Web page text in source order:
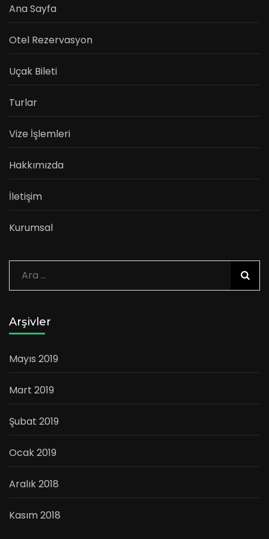
Ana Sayfa
Otel Rezervasyon
Uçak Bileti
Turlar
Vize İşlemleri
Hakkımızda
İletişim
Kurumsal
Arama:
Arşivler
Mayıs 2019
Mart 2019
Şubat 2019
Ocak 2019
Aralık 2018
Kasım 2018